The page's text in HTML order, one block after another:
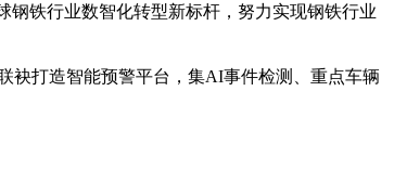
铁行业数智化转型新标杆，努力实现钢铁行业
打造智能预警平台，集AI事件检测、重点车辆